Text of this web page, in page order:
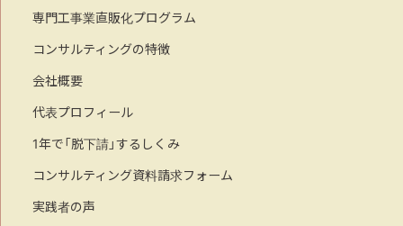
専門工事業直販化プログラム
コンサルティングの特徴
会社概要
代表プロフィール
1年で「脱下請」するしくみ
コンサルティング資料請求フォーム
実践者の声